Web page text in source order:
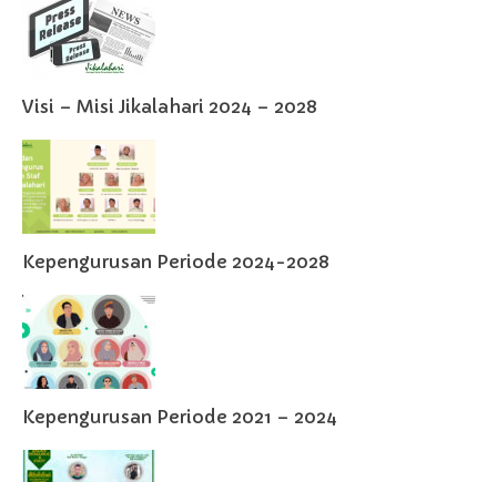
Visi – Misi Jikalahari 2024 – 2028
Kepengurusan Periode 2024-2028
Kepengurusan Periode 2021 – 2024